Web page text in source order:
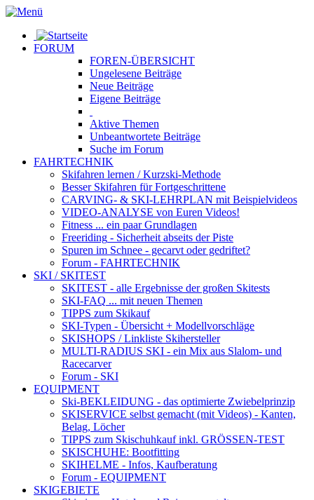
FORUM
FOREN-ÜBERSICHT
Ungelesene Beiträge
Neue Beiträge
Eigene Beiträge
Aktive Themen
Unbeantwortete Beiträge
Suche im Forum
FAHRTECHNIK
Skifahren lernen / Kurzski-Methode
Besser Skifahren für Fortgeschrittene
CARVING- & SKI-LEHRPLAN mit Beispielvideos
VIDEO-ANALYSE von Euren Videos!
Fitness ... ein paar Grundlagen
Freeriding - Sicherheit abseits der Piste
Spuren im Schnee - gecarvt oder gedriftet?
Forum - FAHRTECHNIK
SKI / SKITEST
SKITEST - alle Ergebnisse der großen Skitests
SKI-FAQ ... mit neuen Themen
TIPPS zum Skikauf
SKI-Typen - Übersicht + Modellvorschläge
SKISHOPS / Linkliste Skihersteller
MULTI-RADIUS SKI - ein Mix aus Slalom- und
Racecarver
Forum - SKI
EQUIPMENT
Ski-BEKLEIDUNG - das optimierte Zwiebelprinzip
SKISERVICE selbst gemacht (mit Videos) - Kanten,
Belag, Löcher
TIPPS zum Skischuhkaufinkl. GRÖSSEN-TEST
SKISCHUHE: Bootfitting
SKIHELME - Infos, Kaufberatung
Forum - EQUIPMENT
SKIGEBIETE